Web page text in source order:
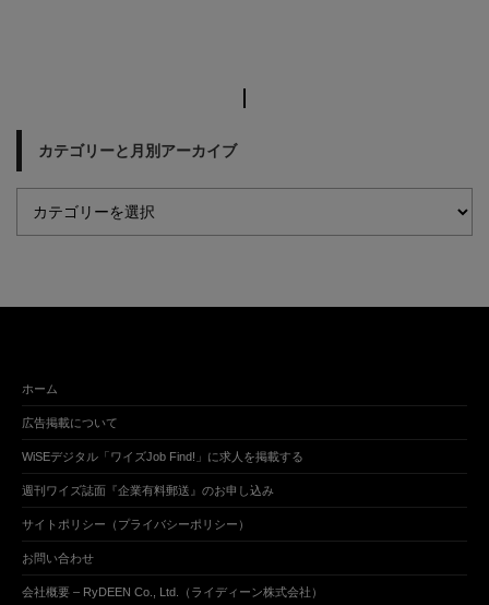
カテゴリーと月別アーカイブ
ホーム
広告掲載について
WiSEデジタル「ワイズJob Find!」に求人を掲載する
週刊ワイズ誌面『企業有料郵送』のお申し込み
サイトポリシー（プライバシーポリシー）
お問い合わせ
会社概要 – RyDEEN Co., Ltd.（ライディーン株式会社）